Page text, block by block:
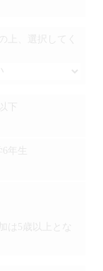
上、選択してく
下
年生
は5歳以上とな